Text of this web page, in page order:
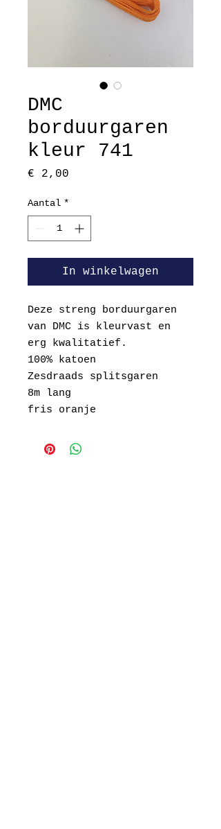
DMC
borduurgaren
kleur 741
€ 2,00
Aantal *
In winkelwagen
Deze streng borduurgaren
van DMC is kleurvast en
erg kwalitatief.
100% katoen
Zesdraads splitsgaren
8m lang
fris oranje